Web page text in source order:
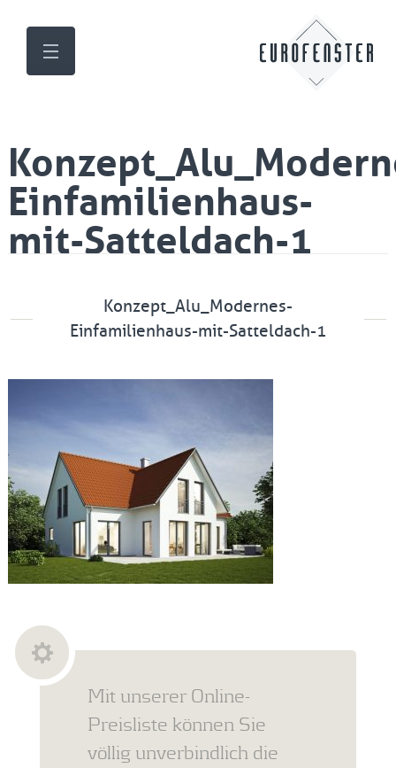
Einfamilienhaus-
mit-Satteldach-1
Konzept_Alu_Modernes-
Einfamilienhaus-mit-Satteldach-1
Mit unserer Online-
Preisliste können Sie
völlig unverbindlich die